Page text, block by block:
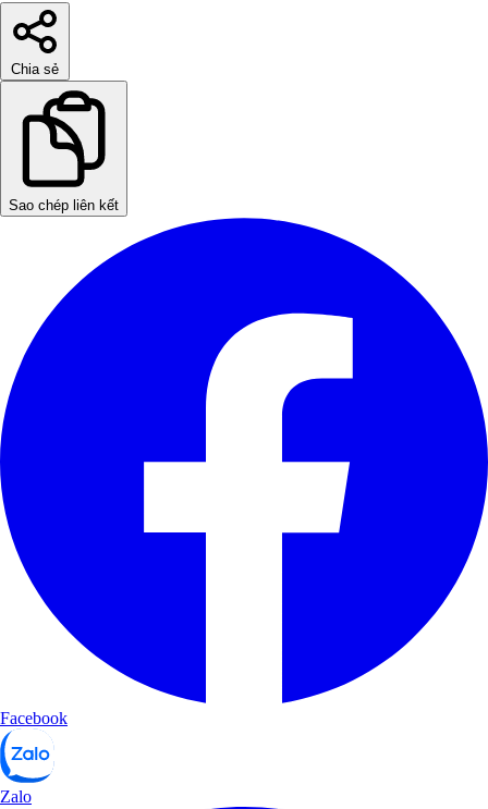
Chia sẻ
Sao chép liên kết
Facebook
Zalo